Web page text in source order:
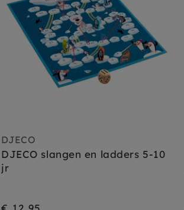
DJECO
DJECO slangen en ladders 5-10
jr